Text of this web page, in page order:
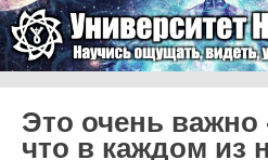
Университет
Это очень важно
что в каждом из